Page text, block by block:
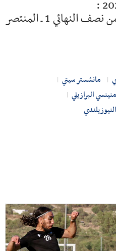
الساعة 19:00 : المنتصر من نصف النهائي 1 ـ المنتصر
مانشستر سيتي
البرازيلي